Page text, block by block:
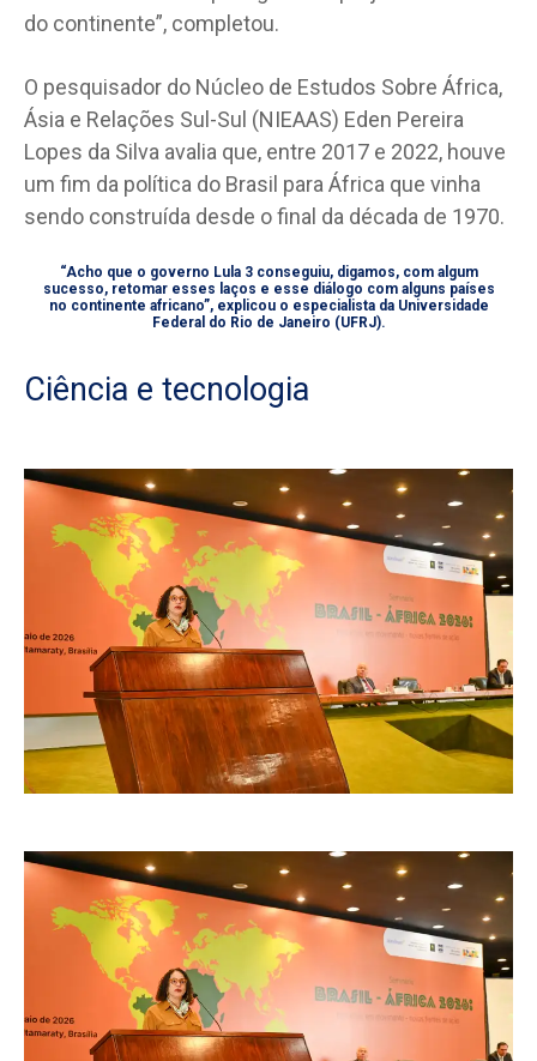
do continente”, completou.
O pesquisador do Núcleo de Estudos Sobre África,
Ásia e Relações Sul-Sul (NIEAAS) Eden Pereira
Lopes da Silva avalia que, entre 2017 e 2022, houve
um fim da política do Brasil para África que vinha
sendo construída desde o final da década de 1970.
“Acho que o governo Lula 3 conseguiu, digamos, com algum
sucesso, retomar esses laços e esse diálogo com alguns países
no continente africano”, explicou o especialista da Universidade
Federal do Rio de Janeiro (UFRJ).
Ciência e tecnologia